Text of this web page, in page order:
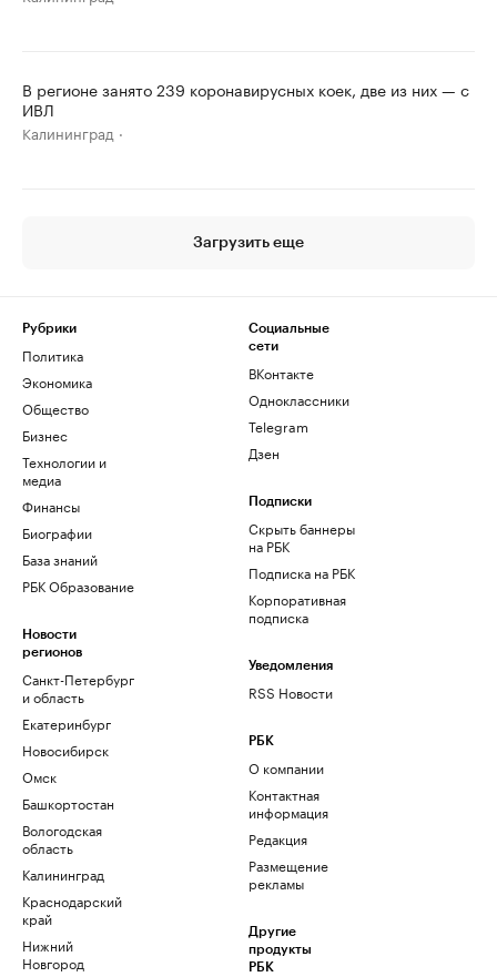
В регионе занято 239 коронавирусных коек, две из них — с
ИВЛ
Калининград
Загрузить еще
Рубрики
Политика
Экономика
Общество
Бизнес
Технологии и
медиа
Финансы
Биографии
База знаний
РБК Образование
Новости
регионов
Санкт-Петербург
и область
Екатеринбург
Новосибирск
Омск
Башкортостан
Вологодская
область
Калининград
Краснодарский
край
Нижний
Новгород
Социальные
сети
ВКонтакте
Одноклассники
Telegram
Дзен
Подписки
Скрыть баннеры
на РБК
Подписка на РБК
Корпоративная
подписка
Уведомления
RSS Новости
РБК
О компании
Контактная
информация
Редакция
Размещение
рекламы
Другие
продукты
РБК